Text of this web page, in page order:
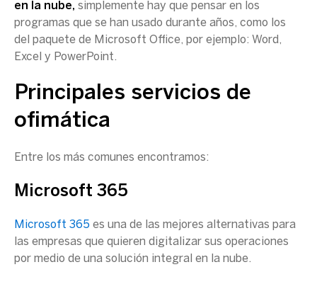
en la nube, simplemente hay que pensar en los
programas que se han usado durante años, como los
del paquete de Microsoft Office, por ejemplo: Word,
Excel y PowerPoint.
Principales servicios de
ofimática
Entre los más comunes encontramos:
Microsoft 365
Microsoft 365 es una de las mejores alternativas para
las empresas que quieren digitalizar sus operaciones
por medio de una solución integral en la nube.